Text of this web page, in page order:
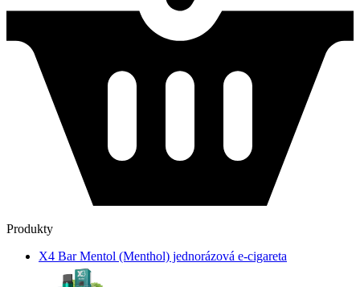
Produkty
X4 Bar Mentol (Menthol) jednorázová e-cigareta